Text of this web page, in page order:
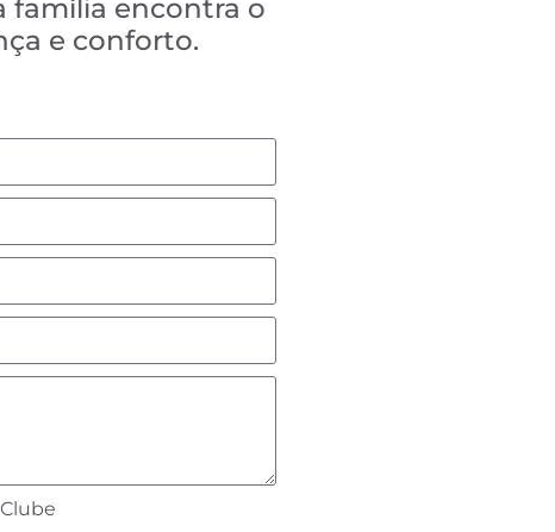
família encontra o
e conforto.